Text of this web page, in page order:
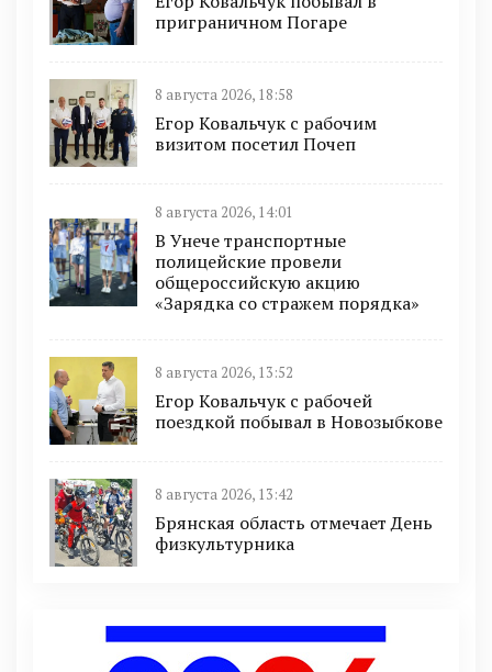
приграничном Погаре
8 августа 2026, 18:58
Егор Ковальчук с рабочим
визитом посетил Почеп
8 августа 2026, 14:01
В Унече транспортные
полицейские провели
общероссийскую акцию
«Зарядка со стражем порядка»
8 августа 2026, 13:52
Егор Ковальчук с рабочей
поездкой побывал в Новозыбкове
8 августа 2026, 13:42
Брянская область отмечает День
физкультурника